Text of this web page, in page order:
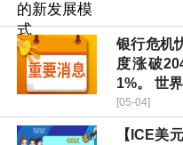
银行危机
度涨破
1%。 世
[05-04]
【ICE美